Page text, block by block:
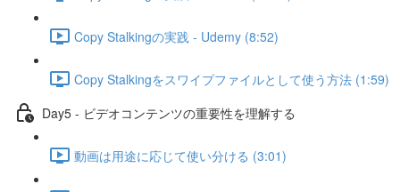
Copy Stalkingの実践 - Udemy (8:52)
Copy Stalkingをスワイプファイルとして使う方法 (1:59)
Day5 - ビデオコンテンツの重要性を理解する
動画は用途に応じて使い分ける (3:01)